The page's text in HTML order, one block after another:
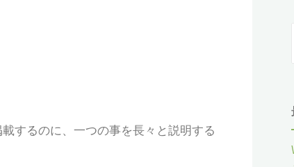
するのに、一つの事を長々と説明する